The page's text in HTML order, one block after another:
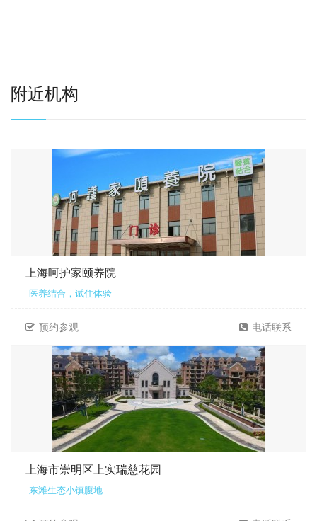
附近机构
上海呵护家颐养院
医养结合，试住体验
预约参观 电话联系
上海市崇明区上实瑞慈花园
东滩生态小镇腹地